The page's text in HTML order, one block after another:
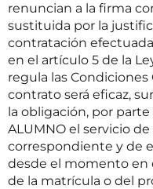
renuncian a la firma
sustituida por la
contratación
en el artículo 5 de la
regula las Condiciones
contrato será eficaz,
la obligación, por parte
ALUMNO el servicio
correspondiente y de
desde el momento en
de la matrícula o del